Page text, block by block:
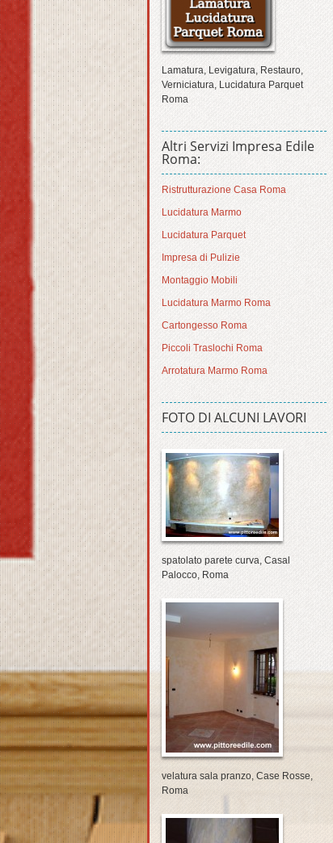
Lamatura, Levigatura, Restauro,
Verniciatura, Lucidatura Parquet
Roma
Altri Servizi Impresa Edile
Roma:
Ristrutturazione Casa Roma
Lucidatura Marmo
Lucidatura Parquet
Impresa di Pulizie
Montaggio Mobili
Lucidatura Marmo Roma
Cartongesso Roma
Piccoli Traslochi Roma
Arrotatura Marmo Roma
FOTO DI ALCUNI LAVORI
spatolato parete curva, Casal
Palocco, Roma
velatura sala pranzo, Case Rosse,
Roma